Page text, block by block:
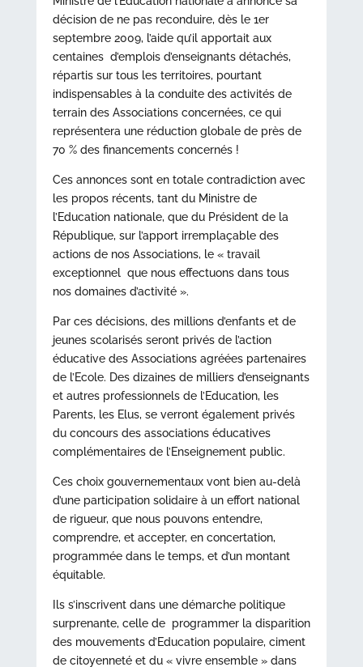
décision de ne pas reconduire, dès le 1er
septembre 2009, l’aide qu’il apportait aux
centaines d’emplois d’enseignants détachés,
répartis sur tous les territoires, pourtant
indispensables à la conduite des activités de
terrain des Associations concernées, ce qui
représentera une réduction globale de près de
70 % des financements concernés !
Ces annonces sont en totale contradiction avec
les propos récents, tant du Ministre de
l’Education nationale, que du Président de la
République, sur l’apport irremplaçable des
actions de nos Associations, le « travail
exceptionnel que nous effectuons dans tous
nos domaines d’activité ».
Par ces décisions, des millions d’enfants et de
jeunes scolarisés seront privés de l’action
éducative des Associations agréées partenaires
de l’Ecole. Des dizaines de milliers d’enseignants
et autres professionnels de l’Education, les
Parents, les Elus, se verront également privés
du concours des associations éducatives
complémentaires de l’Enseignement public.
Ces choix gouvernementaux vont bien au-delà
d’une participation solidaire à un effort national
de rigueur, que nous pouvons entendre,
comprendre, et accepter, en concertation,
programmée dans le temps, et d’un montant
équitable.
Ils s’inscrivent dans une démarche politique
surprenante, celle de programmer la disparition
des mouvements d’Education populaire, ciment
de citoyenneté et du « vivre ensemble » dans